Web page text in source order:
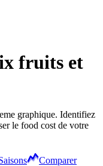
fruits et
graphique. Identifiez
le food cost de votre
Comparer